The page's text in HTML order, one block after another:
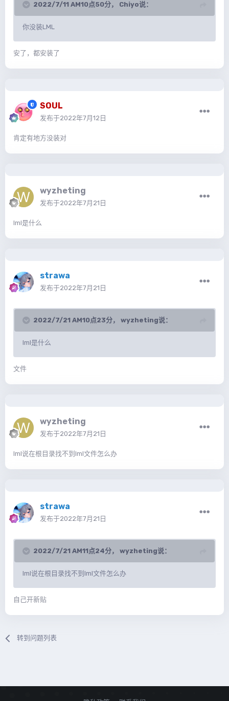
2022/7/11 AM10点50分， Chiyo说：
你没装LML
安了，都安装了
SOUL
发布于2022年7月12日
肯定有地方没装对
wyzheting
发布于2022年7月21日
lml是什么
strawa
发布于2022年7月21日
2022/7/21 AM10点23分， wyzheting说：
lml是什么
文件
wyzheting
发布于2022年7月21日
lml说在根目录找不到lml文件怎么办
strawa
发布于2022年7月21日
2022/7/21 AM11点24分， wyzheting说：
lml说在根目录找不到lml文件怎么办
自己开新贴
转到问题列表